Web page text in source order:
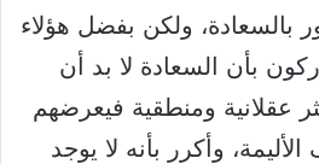
بالسعادة، ولكن بفضل هؤلاء
بأن السعادة لا بد أن
عقلانية ومنطقية فيعرضهم
وأكرر بأنه لا يوجد